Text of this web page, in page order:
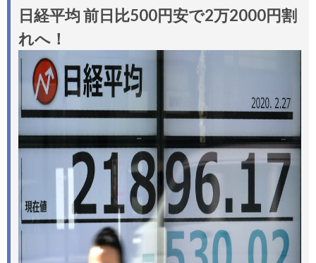
日経平均 前日比500円安で2万2000円割
れへ！